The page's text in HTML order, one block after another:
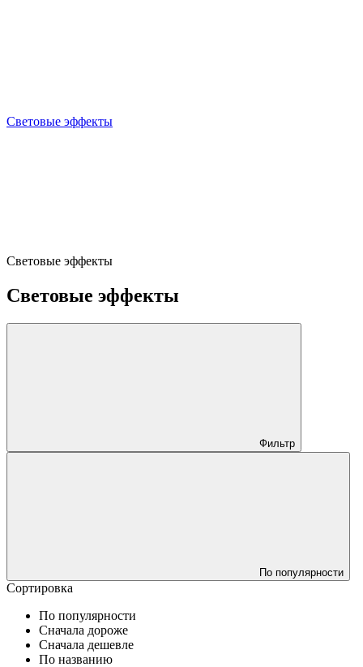
Световые эффекты
Световые эффекты
Световые эффекты
Фильтр
По популярности
Сортировка
По популярности
Сначала дороже
Сначала дешевле
По названию